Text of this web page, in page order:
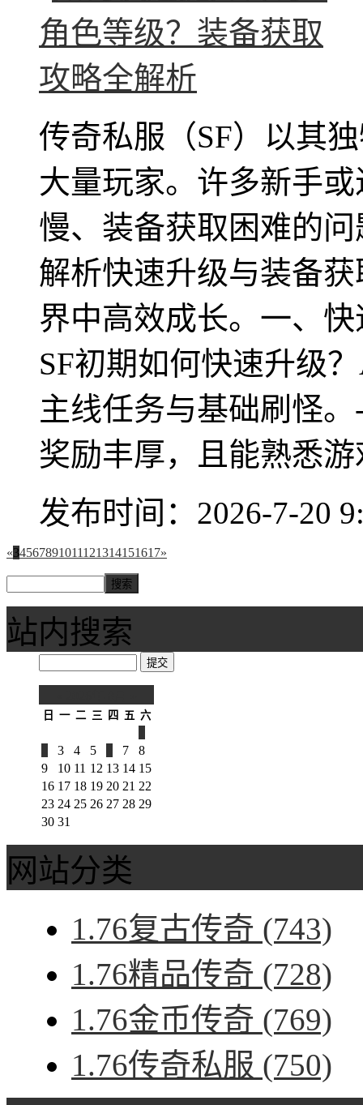
传奇私服（SF）以其
大量玩家。许多新手
慢、装备获取困难的
解析快速升级与装备
界中高效成长。一、
SF初期如何快速升级
主线任务与基础刷怪
奖励丰厚，且能熟悉
发布时间：2026-7-20
«34567891011121314151617»
站内搜索
日 一 二 三 四 五 六
3 4 5 7
8
9
10 11 12 13 14 15
16 17 18 19 20 21 22
23 24 25 26 27 28 29
30 31
网站分类
1.76复古传奇 (743)
1.76精品传奇 (728)
1.76金币传奇 (769)
1.76传奇私服 (750)